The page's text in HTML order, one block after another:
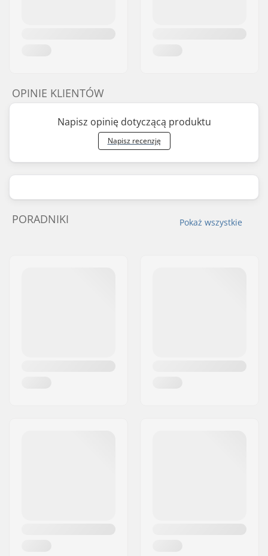
OPINIE KLIENTÓW
Napisz opinię dotyczącą produktu
Napisz recenzję
Pokaż wszystkie
PORADNIKI